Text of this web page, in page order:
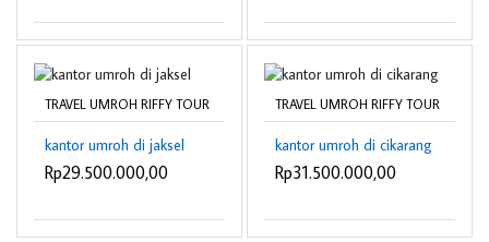
TRAVEL UMROH RIFFY TOUR
kantor umroh di jaksel
Rp29.500.000,00
TRAVEL UMROH RIFFY TOUR
kantor umroh di cikarang
Rp31.500.000,00